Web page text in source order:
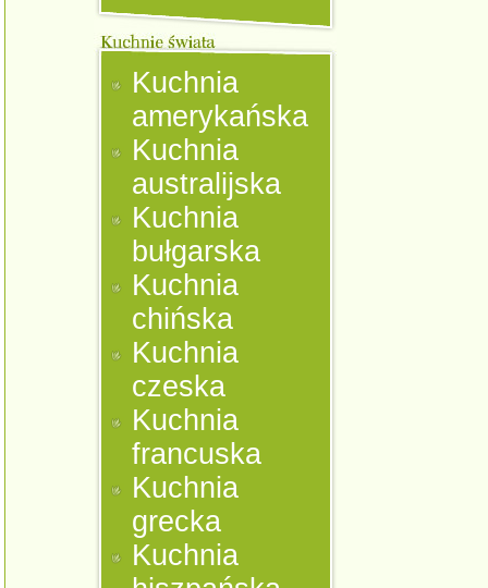
Kuchnia
amerykańska
Kuchnia
australijska
Kuchnia
bułgarska
Kuchnia
chińska
Kuchnia
czeska
Kuchnia
francuska
Kuchnia
grecka
Kuchnia